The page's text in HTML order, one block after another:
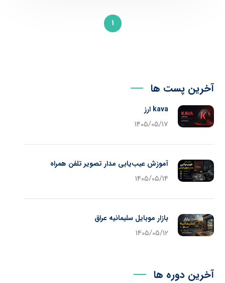
1
آخرین پست ها
kava ارز
1405/05/17
آموزش عیب‌یابی مدار تصویر تلفن همراه
1405/05/14
بازار موبایل سلیمانیه عراق
1405/05/12
آخرین دوره ها